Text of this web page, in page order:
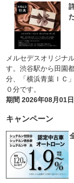
メルセデスオリジナ
す。渋谷駅から田園
分、「横浜青葉ＩＣ
０分です。
期間 2026年08月01
キャンペーン